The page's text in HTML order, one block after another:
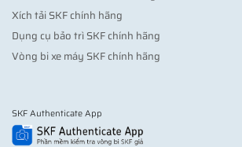
Xích tải SKF chính hãng
Dụng cụ bảo trì SKF chính hãng
Vòng bi xe máy SKF chính hãng
SKF Authenticate App